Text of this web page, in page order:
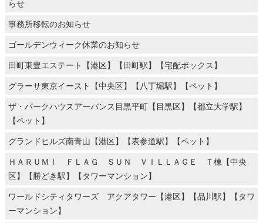
らせ
事務所移転のお知らせ
ゴールデンウィーク休業のお知らせ
田町東豊エステート【港区】【田町駅】【宅配ボックス】
グラーサ東京イースト【中央区】【八丁堀駅】【ペット】
ザ・パークハウスアーバンス目黒平町【目黒区】【都立大学駅】
【ペット】
グランドヒルズ南青山【港区】【表参道駅】【ペット】
ＨＡＲＵＭＩ ＦＬＡＧ ＳＵＮ ＶＩＬＬＡＧＥ Ｔ棟【中央
区】【勝どき駅】【タワーマンション】
ワールドシティタワーズ アクアタワー【港区】【品川駅】【タワ
ーマンション】